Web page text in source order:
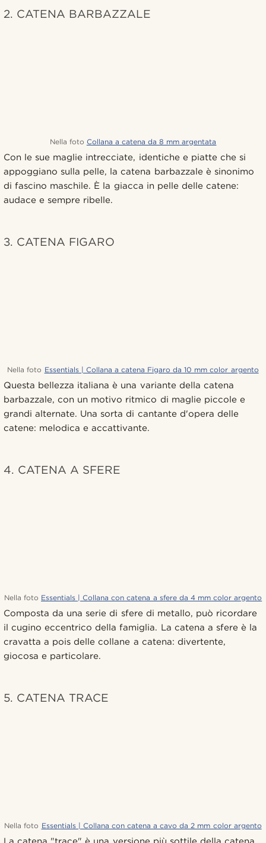
2. CATENA BARBAZZALE
Nella foto Collana a catena da 8 mm argentata
Con le sue maglie intrecciate, identiche e piatte che si
appoggiano sulla pelle, la catena barbazzale è sinonimo
di fascino maschile. È la giacca in pelle delle catene:
audace e sempre ribelle.
3. CATENA FIGARO
Nella foto Essentials | Collana a catena Figaro da 10 mm color argento
Questa bellezza italiana è una variante della catena
barbazzale, con un motivo ritmico di maglie piccole e
grandi alternate. Una sorta di cantante d'opera delle
catene: melodica e accattivante.
4. CATENA A SFERE
Nella foto Essentials | Collana con catena a sfere da 4 mm color argento
Composta da una serie di sfere di metallo, può ricordare
il cugino eccentrico della famiglia. La catena a sfere è la
cravatta a pois delle collane a catena: divertente,
giocosa e particolare.
5. CATENA TRACE
Nella foto Essentials | Collana con catena a cavo da 2 mm color argento